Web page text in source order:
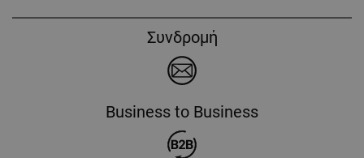
Συνδρομή
Business to Business